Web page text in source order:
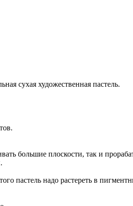
художественная пастель.
большие плоскости, так и
пастель надо растереть в